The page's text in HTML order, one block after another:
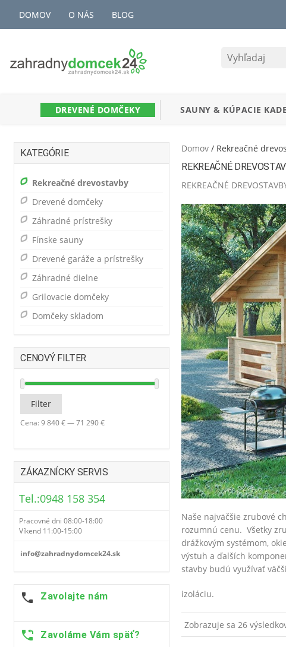
DOMOV O NÁS BLOG
DREVENÉ DOMČEKY SAUNY& KÚPACIE KADE
Domov / Rekreačné
REKREAČNÉ
REKREAČNÉ
Naše najväčšie zrubové
rozumnú cenu. Všetky
drážkovým systémom,
výstuh a ďalších
stavby budú využívať
izoláciu.
Zobrazuje sa 26
KATEGÓRIE
Rekreačné drevostavby
Drevené domčeky
Záhradné prístrešky
Fínske sauny
Drevené garáže a prístrešky
Záhradné dielne
Grilovacie domčeky
Domčeky skladom
CENOVÝ FILTER
Minimálna
Maximálna
Filter
Cena:9 840 €—71 290 €
ZÁKAZNÍCKY SERVIS
Tel.:0948 158 354
Pracovné dni 08:00-18:00
Víkend 11:00-15:00
info@zahradnydomcek24.sk
Zavolajte nám
Zavoláme Vám späť?